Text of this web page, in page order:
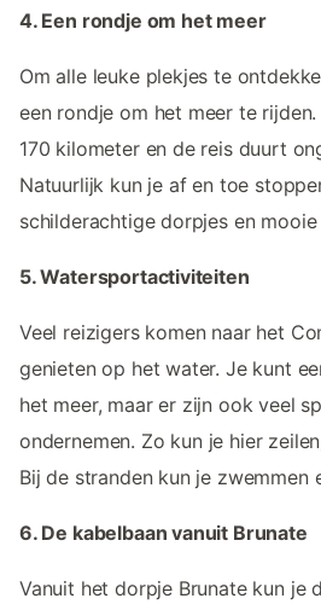
4. Een rondje om het meer
Om alle leuke plekjes te
een rondje om het meer te
170 kilometer en de reis duurt
Natuurlijk kun je af en toe
schilderachtige dorpjes en
5. Watersportactiviteiten
Veel reizigers komen naar het
genieten op het water. Je kunt
het meer, maar er zijn ook veel
ondernemen. Zo kun je hier
Bij de stranden kun je zwemmen
6. De kabelbaan vanuit Brunate
Vanuit het dorpje Brunate kun je